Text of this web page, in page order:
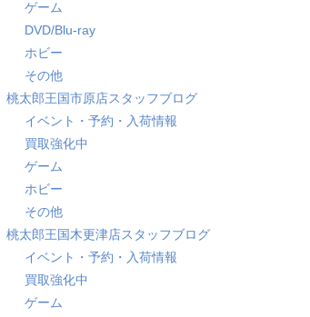
ゲーム
DVD/Blu-ray
ホビー
その他
桃太郎王国市原店スタッフブログ
イベント・予約・入荷情報
買取強化中
ゲーム
ホビー
その他
桃太郎王国木更津店スタッフブログ
イベント・予約・入荷情報
買取強化中
ゲーム